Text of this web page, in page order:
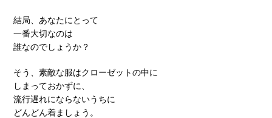
結局、あなたにとって
一番大切なのは
誰なのでしょうか？
そう、素敵な服はクローゼットの中に
しまっておかずに、
流行遅れにならないうちに
どんどん着ましょう。